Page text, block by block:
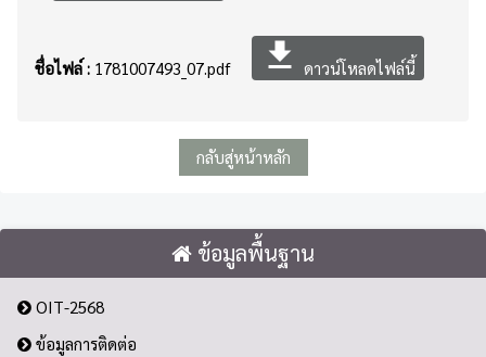
ชื่อไฟล์ : 1781007493_07.pdf file_download ดาวน์โหลดไฟล์นี้
กลับสู่หน้าหลัก
ข้อมูลพื้นฐาน
OIT-2568
ข้อมูลการติดต่อ